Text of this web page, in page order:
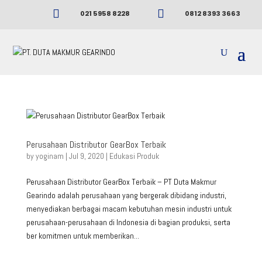
 021 5958 8228  0812 8393 3663
Perusahaan Distributor GearBox Terbaik
byyoginam | Jul 9, 2020 | Edukasi Produk
Perusahaan Distributor GearBox Terbaik – PT Duta Makmur
Gearindo adalah perusahaan yang bergerak dibidang industri,
menyediakan berbagai macam kebutuhan mesin industri untuk
perusahaan-perusahaan di Indonesia di bagian produksi, serta
ber komitmen untuk memberikan...